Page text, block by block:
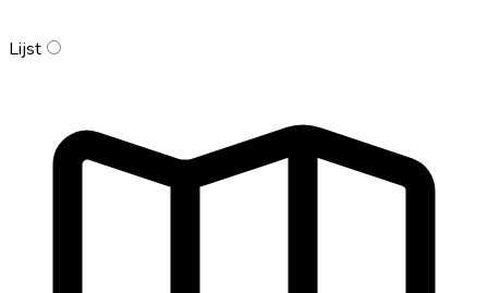
Lijst